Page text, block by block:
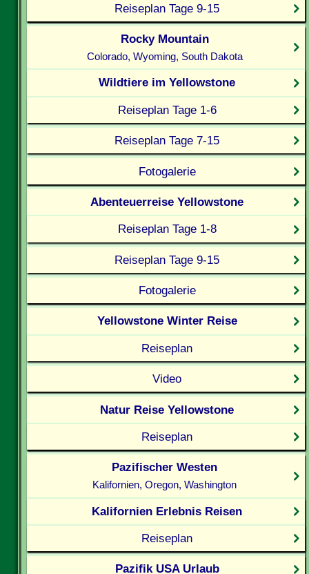
Reiseplan Tage 9-15
Rocky Mountain
Colorado, Wyoming, South Dakota
Wildtiere im Yellowstone
Reiseplan Tage 1-6
Reiseplan Tage 7-15
Fotogalerie
Abenteuerreise Yellowstone
Reiseplan Tage 1-8
Reiseplan Tage 9-15
Fotogalerie
Yellowstone Winter Reise
Reiseplan
Video
Natur Reise Yellowstone
Reiseplan
Pazifischer Westen
Kalifornien, Oregon, Washington
Kalifornien Erlebnis Reisen
Reiseplan
Pazifik USA Urlaub